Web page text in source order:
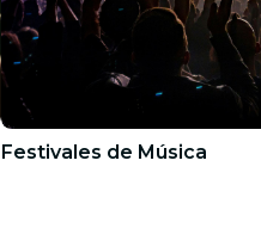
Festivales de Música